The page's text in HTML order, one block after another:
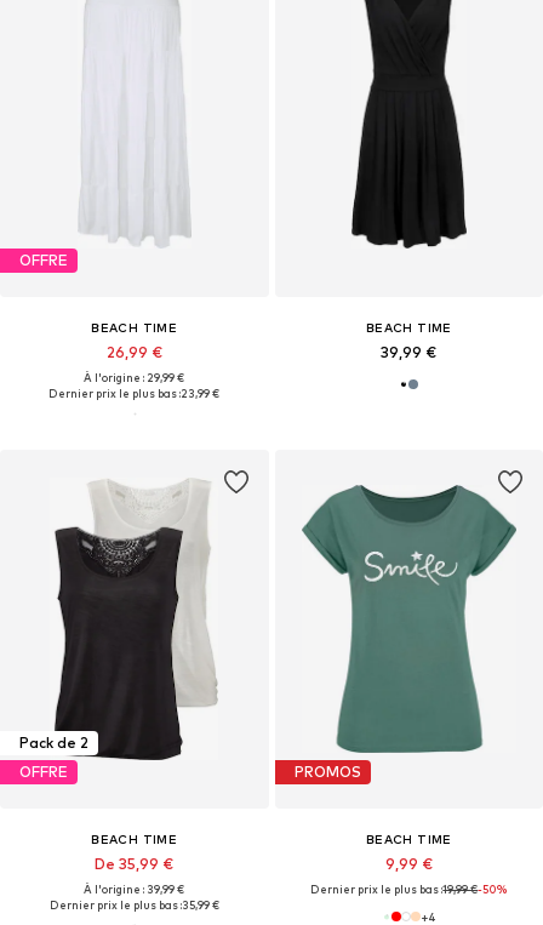
OFFRE
BEACH TIME
26,99 €
À l'origine : 29,99 €
Dernier prix le plus bas :23,99 €
BEACH TIME
39,99 €
Pack de 2
OFFRE
BEACH TIME
De 35,99 €
À l'origine : 39,99 €
Dernier prix le plus bas :35,99 €
PROMOS
BEACH TIME
9,99 €
Dernier prix le plus bas :19,99 €-50%
+4